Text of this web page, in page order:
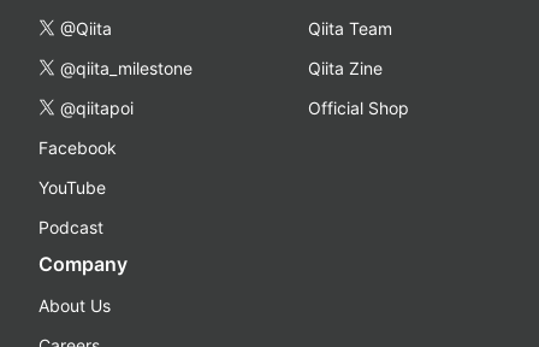
@Qiita
@qiita_milestone
@qiitapoi
Facebook
YouTube
Podcast
Qiita Team
Qiita Zine
Official Shop
Company
About Us